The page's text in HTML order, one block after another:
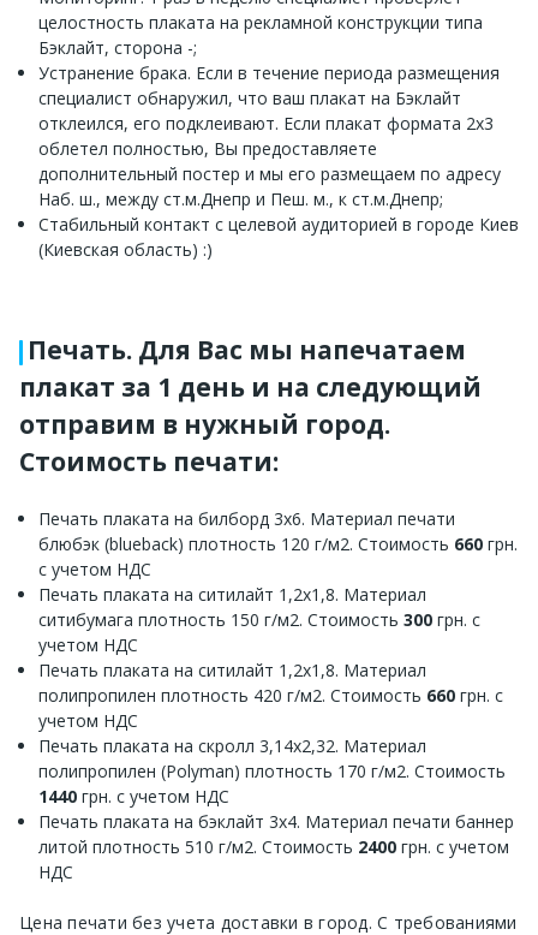
целостность плаката на рекламной конструкции типа
Бэклайт, сторона -;
Устранение брака. Если в течение периода размещения
специалист обнаружил, что ваш плакат на Бэклайт
отклеился, его подклеивают. Если плакат формата 2x3
облетел полностью, Вы предоставляете
дополнительный постер и мы его размещаем по адресу
Наб. ш., между ст.м.Днепр и Пеш. м., к ст.м.Днепр;
Стабильный контакт с целевой аудиторией в городе Киев
(Киевская область) :)
Печать. Для Вас мы напечатаем
плакат за 1 день и на следующий
отправим в нужный город.
Стоимость печати:
Печать плаката на билборд 3х6. Материал печати
блюбэк (blueback) плотность 120 г/м2. Стоимость 660 грн.
с учетом НДС
Печать плаката на ситилайт 1,2х1,8. Материал
ситибумага плотность 150 г/м2. Стоимость 300 грн. с
учетом НДС
Печать плаката на ситилайт 1,2х1,8. Материал
полипропилен плотность 420 г/м2. Стоимость 660 грн. с
учетом НДС
Печать плаката на скролл 3,14х2,32. Материал
полипропилен (Polyman) плотность 170 г/м2. Стоимость
1440 грн. с учетом НДС
Печать плаката на бэклайт 3х4. Материал печати баннер
литой плотность 510 г/м2. Стоимость 2400 грн. с учетом
НДС
Цена печати без учета доставки в город. С требованиями